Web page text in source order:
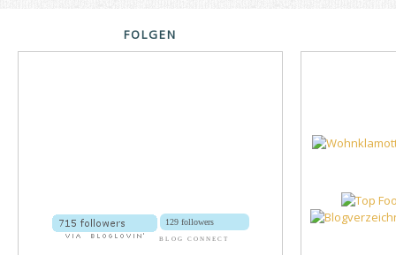
FOLGEN
129 followers
BLOG CONNECT